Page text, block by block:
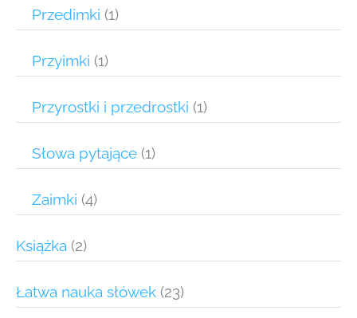
Przedimki (1)
Przyimki (1)
Przyrostki i przedrostki (1)
Słowa pytające (1)
Zaimki (4)
Książka (2)
Łatwa nauka słówek (23)